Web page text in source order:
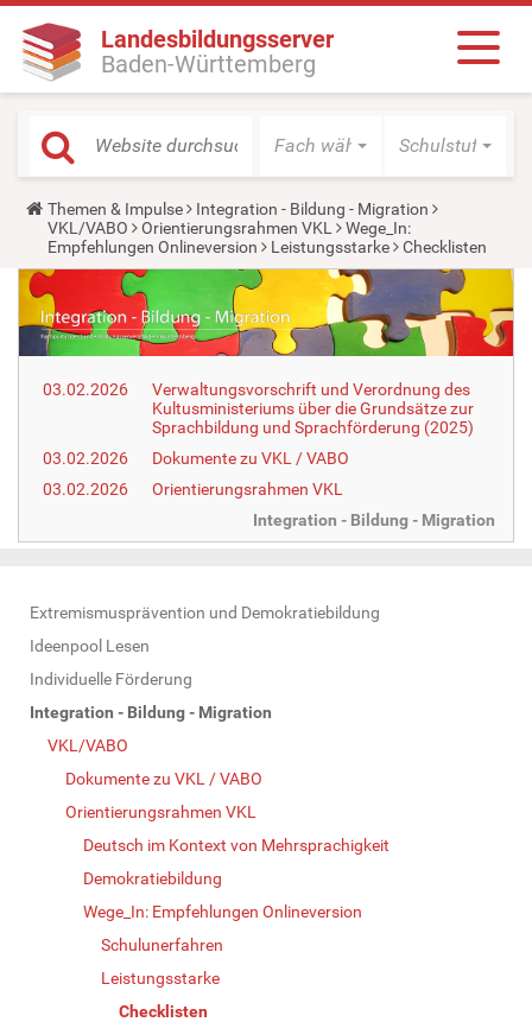
Landesbildungsserver
Baden-Württemberg
Fach wählen Schulstufe
Y
o
u
a
r
e
h
e
r
:
Themen & Impulse
Integration - Bildung - Migration
VKL/VABO
Orientierungsrahmen VKL
Wege_In:
Empfehlungen Onlineversion
Leistungsstarke Checklisten
03.02.2026
Verwaltungsvorschrift und Verordnung des
Kultusministeriums über die Grundsätze zur
Sprachbildung und Sprachförderung (2025)
03.02.2026
Dokumente zu VKL / VABO
03.02.2026
Orientierungsrahmen VKL
Integration - Bildung - Migration
N
a
v
i
Extremismusprävention und Demokratiebildung
Ideenpool Lesen
Individuelle Förderung
Integration - Bildung - Migration
VKL/VABO
Dokumente zu VKL / VABO
Orientierungsrahmen VKL
Deutsch im Kontext von Mehrsprachigkeit
Demokratiebildung
Wege_In: Empfehlungen Onlineversion
Schulunerfahren
Leistungsstarke
Checklisten